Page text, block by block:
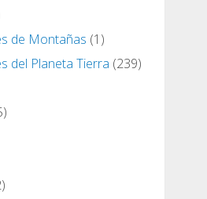
de Montañas (1)
del Planeta Tierra (239)